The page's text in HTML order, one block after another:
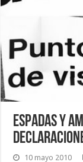
Espadas y
10 mayo 2010